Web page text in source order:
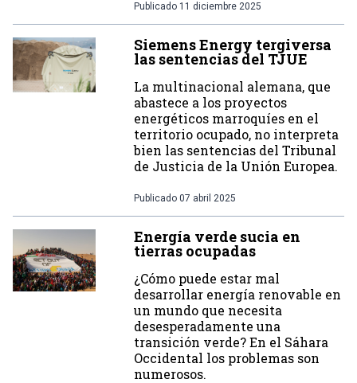
Publicado 11 diciembre 2025
Siemens Energy tergiversa
las sentencias del TJUE
La multinacional alemana, que
abastece a los proyectos
energéticos marroquíes en el
territorio ocupado, no interpreta
bien las sentencias del Tribunal
de Justicia de la Unión Europea.
Publicado 07 abril 2025
Energía verde sucia en
tierras ocupadas
¿Cómo puede estar mal
desarrollar energía renovable en
un mundo que necesita
desesperadamente una
transición verde? En el Sáhara
Occidental los problemas son
numerosos.